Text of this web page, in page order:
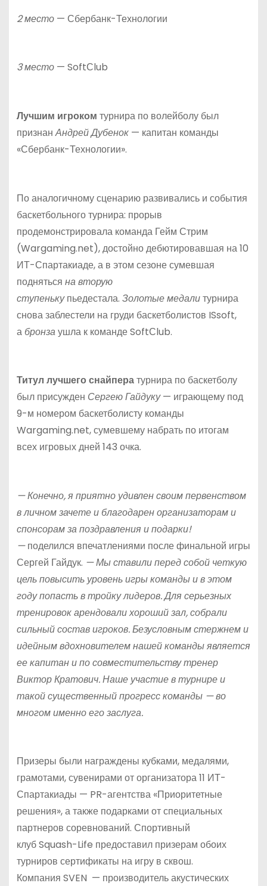
2 место— Сбербанк-Технологии
3 место— SoftСlub
Лучшим игроком турнира по волейболу был
признанАндрей Дубенок— капитан команды
«Сбербанк-Технологии».
По аналогичному сценарию развивались и события
баскетбольного турнира: прорыв
продемонстрировала команда Гейм Стрим
(Wargaming.net), достойно дебютировавшая на 10
ИТ-Спартакиаде, а в этом сезоне сумевшая
подняться на вторую
ступенькупьедестала. Золотые медалитурнира
снова заблестели на груди баскетболистов ISsoft,
а бронзаушла к команде SoftСlub.
Титул лучшего снайпературнира по баскетболу
был присужден Сергею Гайдуку— играющему под
9-м номером баскетболисту команды
Wargaming.net, сумевшему набрать по итогам
всех игровых дней 143 очка.
— Конечно, я приятно удивлен своим первенством
в личном зачете и благодарен организаторам и
спонсорам за поздравления и подарки!
—поделился впечатлениями после финальной игры
Сергей Гайдук. — Мы ставили перед собой четкую
цель повысить уровень игры команды и в этом
году попасть в тройку лидеров. Для серьезных
тренировок арендовали хороший зал, собрали
сильный состав игроков. Безусловным стержнем и
идейным вдохновителем нашей команды является
ее капитан и по совместительству тренер
Виктор Кратович. Наше участие в турнире и
такой существенный прогресс команды — во
многом именно его заслуга.
Призеры были награждены кубками, медалями,
грамотами, сувенирами от организатора 11 ИТ-
Спартакиады — PR-агентства «Приоритетные
решения», а также подарками от специальных
партнеров соревнований. Спортивный
клуб Squash-Life предоставил призерам обоих
турниров сертификаты на игру в сквош.
Компания SVEN — производитель акустических